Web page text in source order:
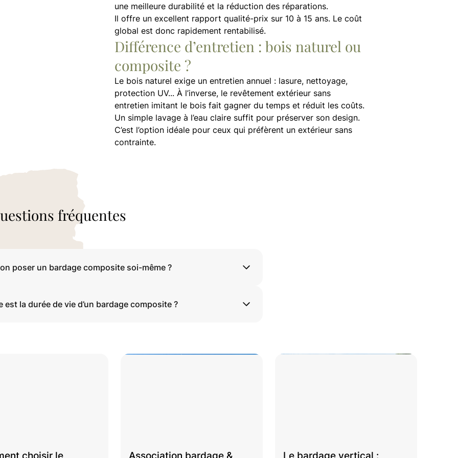
une meilleure durabilité et la réduction des réparations.
Il offre un excellent rapport qualité-prix sur 10 à 15 ans. Le coût
global est donc rapidement rentabilisé.
Différence d’entretien : bois naturel ou
composite ?
Le bois naturel exige un entretien annuel : lasure, nettoyage,
protection UV... À l’inverse, le revêtement extérieur sans
entretien imitant le bois fait gagner du temps et réduit les coûts.
Un simple lavage à l’eau claire suffit pour préserver son design.
C’est l’option idéale pour ceux qui préfèrent un extérieur sans
contrainte.
fréquentes
poser un bardage composite soi-même ?
est la durée de vie d’un bardage composite ?